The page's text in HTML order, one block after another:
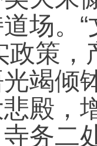
场。 “
政策，
竭倾
殿，
务二